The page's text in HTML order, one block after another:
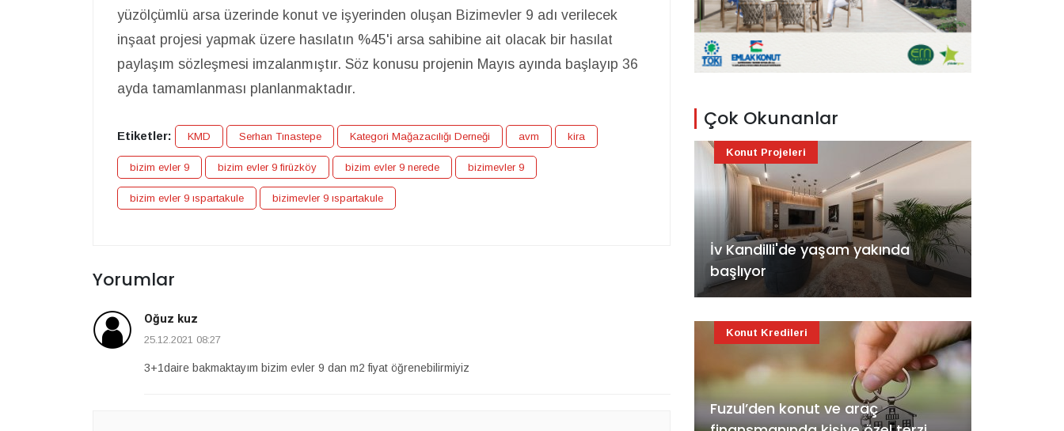
yüzölçümlü arsa üzerinde konut ve işyerinden oluşan Bizimevler 9 adı verilecek
inşaat projesi yapmak üzere hasılatın %45'i arsa sahibine ait olacak bir hasılat
paylaşım sözleşmesi imzalanmıştır. Söz konusu projenin Mayıs ayında başlayıp 36
ayda tamamlanması planlanmaktadır.
Etiketler: KMD Serhan Tınastepe Kategori Mağazacılığı Derneği avm kira
bizim evler 9 bizim evler 9 firüzköy bizim evler 9 nerede bizimevler 9
bizim evler 9 ıspartakule bizimevler 9 ıspartakule
Yorumlar
Oğuz kuz
25.12.2021 08:27
3+1daire bakmaktayım bizim evler 9 dan m2 fiyat öğrenebilirmiyiz
Çok Okunanlar
İv Kandilli'de yaşam yakında
başlıyor
Konut Projeleri
Fuzul’den konut ve araç
Konut Kredileri